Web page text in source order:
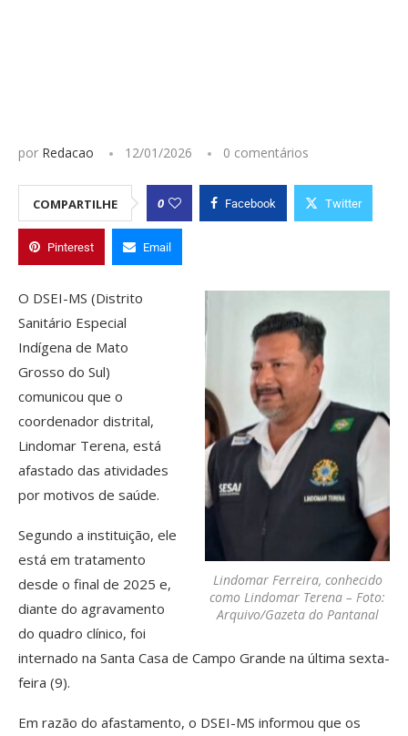
por Redacao 12/01/2026 0 comentários
COMPARTILHE 0 Facebook Twitter
Pinterest Email
Lindomar Ferreira, conhecido
como Lindomar Terena – Foto:
Arquivo/Gazeta do Pantanal
O DSEI-MS (Distrito
Sanitário Especial
Indígena de Mato
Grosso do Sul)
comunicou que o
coordenador distrital,
Lindomar Terena, está
afastado das atividades
por motivos de saúde.
Segundo a instituição, ele
está em tratamento
desde o final de 2025 e,
diante do agravamento
do quadro clínico, foi
internado na Santa Casa de Campo Grande na última sexta-
feira (9).
Em razão do afastamento, o DSEI-MS informou que os